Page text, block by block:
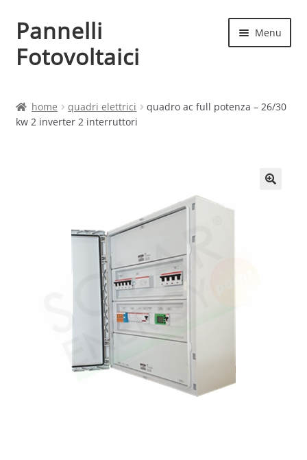
Vai
alla
navigazione
Vai
al
contenuto
Pannelli
Fotovoltaici
Menu
Cart
home quadri elettrici
quadro ac full potenza – 26/30
kw 2 inverter 2 interruttori